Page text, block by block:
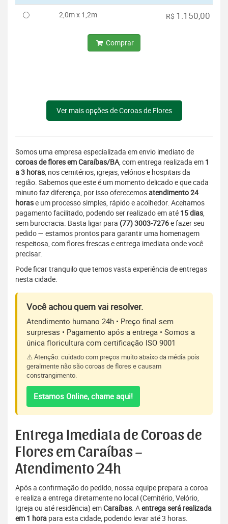
2,0m x 1,2m R$ 1.150,00
Comprar
Ver mais opções de Coroas de Flores
Somos uma empresa especializada em envio imediato de
coroas de flores em Caraíbas/BA, com entrega realizada em 1
a 3 horas, nos cemitérios, igrejas, velórios e hospitais da
região. Sabemos que este é um momento delicado e que cada
minuto faz diferença, por isso oferecemosatendimento 24
horase um processo simples, rápido e acolhedor. Aceitamos
pagamento facilitado, podendo ser realizado em até 15 dias,
sem burocracia. Basta ligar para (77) 3003-7276e fazer seu
pedido — estamos prontos para garantir uma homenagem
respeitosa, com flores frescas e entrega imediata onde você
precisar.
Pode ficar tranquilo que temos vasta experiência de entregas
nesta cidade.
Você achou quem vai resolver.
Atendimento humano 24h • Preço final sem
surpresas • Pagamento após a entrega • Somos a
única floricultura com certificação ISO 9001
⚠️ Atenção: cuidado com preços muito abaixo da média pois
geralmente não são coroas de flores e causam
constrangimento.
Estamos Online, chame aqui!
Entrega Imediata de Coroas de
Flores em Caraíbas –
Atendimento 24h
Após a confirmação do pedido, nossa equipe prepara a coroa
e realiza a entrega diretamente no local (Cemitério, Velório,
Igreja ou até residência) emCaraíbas. Aentrega será realizada
em 1 hora para esta cidade, podendo levar até 3 horas.